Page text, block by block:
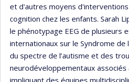
et d'autres moyens
cognition chez les enfants. Sarah
le phénotypage EEG de plusieurs
internationaux sur le Syndrome de
du spectre de l’autisme et des
neurodéveloppementaux associés
impliquant des équipes